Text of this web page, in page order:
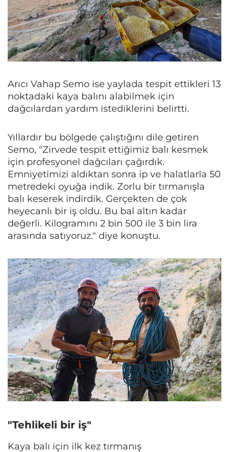
Arıcı Vahap Semo ise yaylada tespit ettikleri 13
noktadaki kaya balını alabilmek için
dağcılardan yardım istediklerini belirtti.
Yıllardır bu bölgede çalıştığını dile getiren
Semo, "Zirvede tespit ettiğimiz balı kesmek
için profesyonel dağcıları çağırdık.
Emniyetimizi aldıktan sonra ip ve halatlarla 50
metredeki oyuğa indik. Zorlu bir tırmanışla
balı keserek indirdik. Gerçekten de çok
heyecanlı bir iş oldu. Bu bal altın kadar
değerli. Kilogramını 2 bin 500 ile 3 bin lira
arasında satıyoruz." diye konuştu.
"Tehlikeli bir iş"
Kaya balı için ilk kez tırmanış